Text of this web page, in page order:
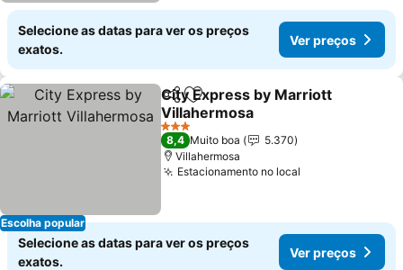
Selecione as datas para ver os preços
exatos.
Ver preços
Escolha popular
PartilharAdicionar aos favoritos
City Express by Marriott
Villahermosa
Ver preços
3 Estrelas
8,4 Muito boa
5.370
Villahermosa
Estacionamento no local
Selecione as datas para ver os preços
exatos.
Ver preços